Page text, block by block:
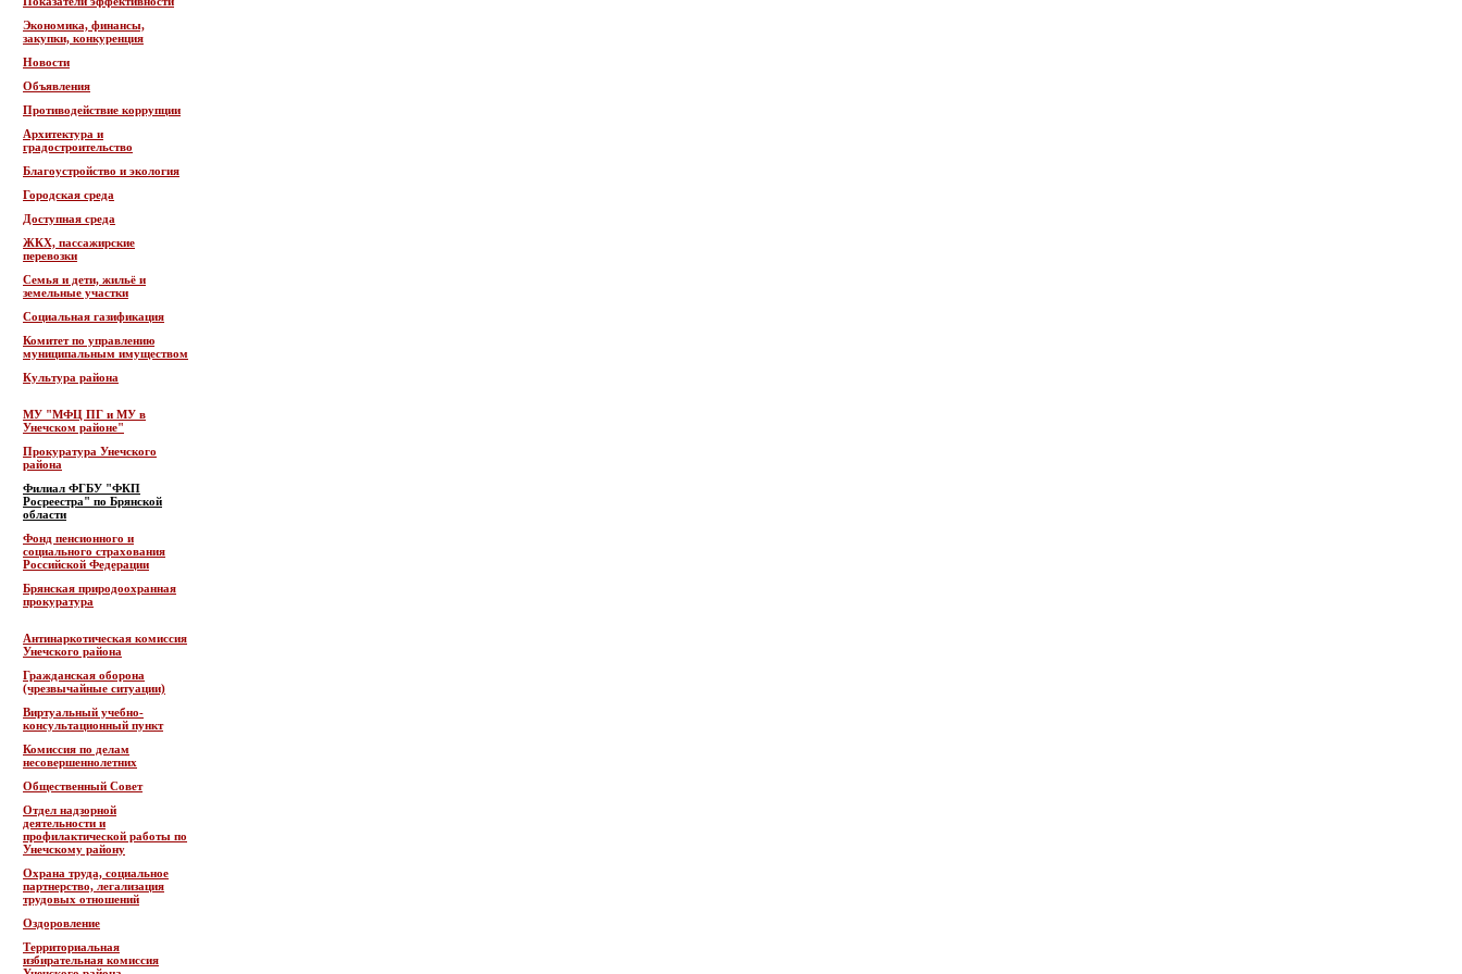
Экономика, финансы,
закупки, конкуренция
Новости
Объявления
Противодействие коррупции
Архитектура и
градостроительство
Благоустройство и экология
Городская среда
Доступная среда
ЖКХ, пассажирские
перевозки
Семья и дети, жильё и
земельные участки
Социальная газификация
Комитет по управлению
муниципальным имуществом
Культура района
МУ "МФЦ ПГ и МУ в
Унечском районе"
Прокуратура Унечского
района
Филиал ФГБУ "ФКП
Росреестра" по Брянской
области
Фонд пенсионного и
социального страхования
Российской Федерации
Брянская природоохранная
прокуратура
Антинаркотическая комиссия
Унечского района
Гражданская оборона
(чрезвычайные ситуации)
Виртуальный учебно-
консультационный пункт
Комиссия по делам
несовершеннолетних
Общественный Совет
Отдел надзорной
деятельности и
профилактической работы по
Унечскому району
Охрана труда, социальное
партнерство, легализация
трудовых отношений
Оздоровление
Территориальная
избирательная комиссия